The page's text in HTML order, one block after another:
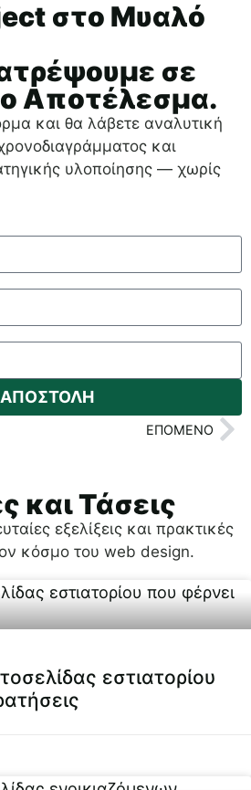
στο Μυαλό
σε
Αποτέλεσμα.
και θα λάβετε αναλυτική
και
υλοποίησης — χωρίς
ΑΠΟΣΤΟΛΗ
ΕΠΌΜΕΝΟ
και Τάσεις
εξελίξεις και πρακτικές
κόσμο του web design.
εστιατορίου